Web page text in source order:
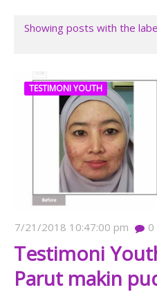
Showing posts with the
TESTIMONI YOUTH
7/21/2018 10:47:00 pm 0
Testimoni
Parut makin